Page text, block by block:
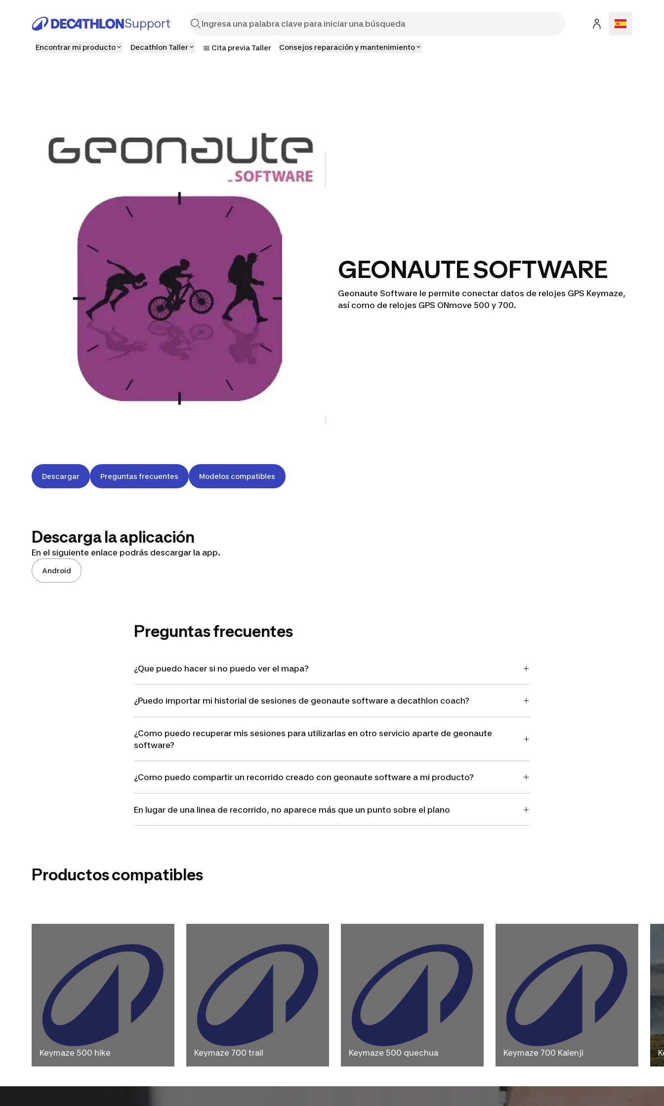
Support
Encontrar mi producto Decathlon Taller 📅 Cita previa Taller Consejos reparación y mantenimiento
GEONAUTE SOFTWARE
Geonaute Software le permite conectar datos de relojes GPS Keymaze,
así como de relojes GPS ONmove 500 y 700.
Descargar Preguntas frecuentes Modelos compatibles
Descarga la aplicación
En el siguiente enlace podrás descargar la app.
Android
Preguntas frecuentes
¿Que puedo hacer si no puedo ver el mapa?
¿Puedo importar mi historial de sesiones de geonaute software a decathlon coach?
¿Como puedo recuperar mis sesiones para utilizarlas en otro servicio aparte de geonaute
software?
¿Como puedo compartir un recorrido creado con geonaute software a mi producto?
En lugar de una linea de recorrido, no aparece más que un punto sobre el plano
Productos compatibles
Keymaze 500 hike Keymaze 700 trail Keymaze 500 quechua Keymaze 700 Kalenji